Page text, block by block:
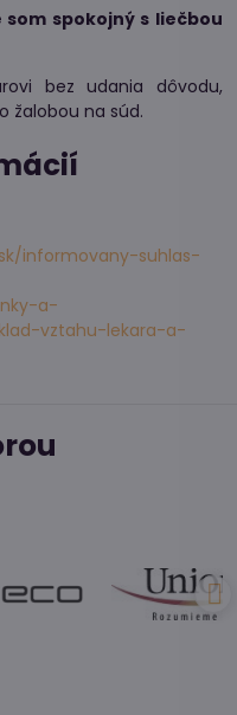
spokojný s liečbou
bez udania dôvodu,
žalobou na súd.
informovany-suhlas-
a-
vztahu-lekara-a-